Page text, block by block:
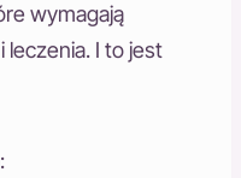
wymagają
leczenia. I to jest